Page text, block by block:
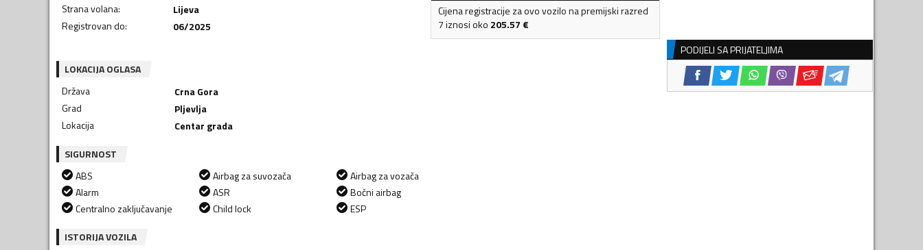
Strana volana:
Lijeva
Registrovan do: 06/2025
Cijena registracije za ovo vozilo na premijski razred
7 iznosi oko 205.57 €
LOKACIJA OGLASA
Država
Crna Gora
Grad
Pljevlja
Lokacija
Centar grada
SIGURNOST
ABS
Alarm
Centralno zaključavanje
Airbag za suvozača
ASR
Child lock
Airbag za vozača
Bočni airbag
ESP
ISTORIJA VOZILA
PODIJELI SA PRIJATELJIMA